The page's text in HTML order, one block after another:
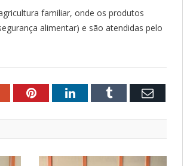
familiar, onde os produtos
alimentar) e são atendidas pelo
PinterestLinkedInTumblr Email